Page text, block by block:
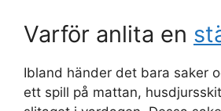
Varför anlita en
Ibland händer det bara saker
ett spill på mattan,